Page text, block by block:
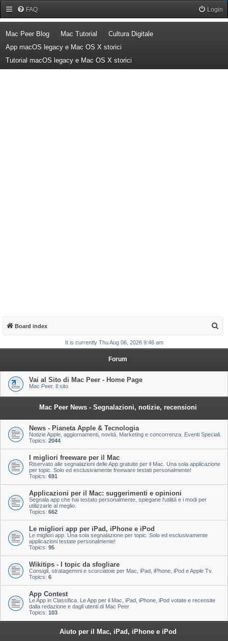
FAQ Login
Mac Peer Blog(Opens a new tab)
Mac Tutorial (Opens a new tab)
Cultura Digitale(Opens a new tab)
App macOS legacy e Mac OS X storici
Tutorial macOS legacy e Mac OS X storici
Board index
a
It is currently Thu Aug 06, 2026 9:46 am
Forum
Vai al Sito di Mac Peer - Home Page
Mac Peer. Il sito
Mac Peer News - Segnalazioni, notizie, recensioni
News - Pianeta Apple & Tecnologia
Notizie Apple, aggiornamenti, novità. Marketing e concorrenza. Eventi Speciali.
Topics: 2044
I migliori freeware per il Mac
Riservato alle segnalazioni delle App gratuite per il Mac. Una sola applicazione
per topic. Solo ed esclusivamente freeware testati personalmente!
Topics: 691
Applicazioni per il Mac: suggerimenti e opinioni
Segnala app che hai testato personalmente, spiegane l'utilità e i modi per
utilizzarle al meglio.
Topics: 662
Le migliori app per iPad, iPhone e iPod
Le migliori app. Una sola segnalazione per topic. Solo ed esclusivamente
applicazioni testate personalmente!
Topics: 95
Wikitips - I topic da sfogliare
Consigli, stratagemmi e scorciatoie per Mac, iPad, iPhone, iPod e Apple Tv.
Topics: 6
App Contest
Le App in Classifica. Le App per il Mac, iPad, iPhone, iPod votate e recensite
dalla redazione e dagli utenti di Mac Peer
Topics: 103
Aiuto per il Mac, iPad, iPhone e iPod